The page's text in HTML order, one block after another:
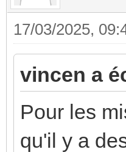
17/03/2025,
vincen a
Pour les
qu'il y a